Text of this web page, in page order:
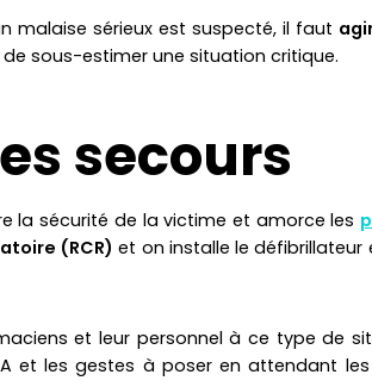
malaise sérieux est suspecté, il faut
de sous-estimer une situation critique.
secours
la sécurité de la victime et amorce les
(RCR) et on installe le
et leur personnel à ce type de
et les gestes à poser en attendant